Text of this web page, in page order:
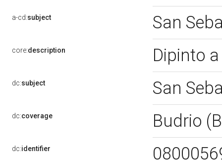
a-cd:subject San
core:description Dipinto
dc:subject San
dc:coverage Budrio
dc:identifier